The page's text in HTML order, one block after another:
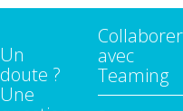
Un
doute ?
Une
Collaborer
avec
Teaming